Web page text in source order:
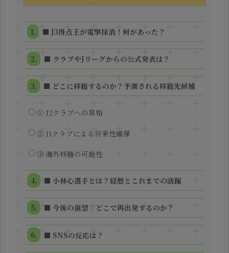
■ J3得点王が電撃抹消！何があった？
■ クラブやJリーグからの公式発表は？
■ どこに移籍するのか？予測される移籍先候補
① J2クラブへの昇格
② J1クラブによる将来性確保
③ 海外移籍の可能性
■ 小林心選手とは？経歴とこれまでの活躍
■ 今後の展望：どこで再出発するのか？
■ SNSの反応は？